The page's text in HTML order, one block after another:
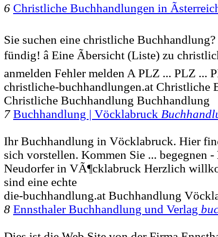
6 Christliche Buchhandlungen in
Sie suchen eine christliche
fündig! â Eine Ãbersicht (Liste) zu
anmelden Fehler melden A PLZ ... PLZ ...
christliche-buchhandlungen.at Christliche
Christliche Buchhandlung Buchhandlung
7 Buchhandlung | Vöcklabruck
Ihr Buchhandlung in Vöcklabruck. Hier
sich vorstellen. Kommen Sie ... begegnen -
Neudorfer in VÃ¶cklabruck Herzlich
sind eine echte
die-buchhandlung.at Buchhandlung
8 Ennsthaler Buchhandlung und Verlag